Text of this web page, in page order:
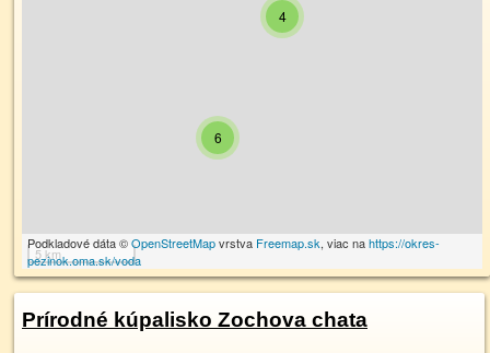
4
6
5 km
Podkladové dáta ©OpenStreetMapvrstva Freemap.sk, viac nahttps://okres-
pezinok.oma.sk/voda
Prírodné kúpalisko Zochova chata